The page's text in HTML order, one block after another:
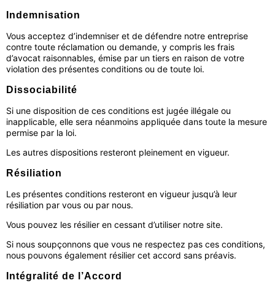
Indemnisation
Vous acceptez d’indemniser et de défendre notre entreprise
contre toute réclamation ou demande, y compris les frais
d’avocat raisonnables, émise par un tiers en raison de votre
violation des présentes conditions ou de toute loi.
Dissociabilité
Si une disposition de ces conditions est jugée illégale ou
inapplicable, elle sera néanmoins appliquée dans toute la mesure
permise par la loi.
Les autres dispositions resteront pleinement en vigueur.
Résiliation
Les présentes conditions resteront en vigueur jusqu’à leur
résiliation par vous ou par nous.
Vous pouvez les résilier en cessant d’utiliser notre site.
Si nous soupçonnons que vous ne respectez pas ces conditions,
nous pouvons également résilier cet accord sans préavis.
Intégralité de l’Accord